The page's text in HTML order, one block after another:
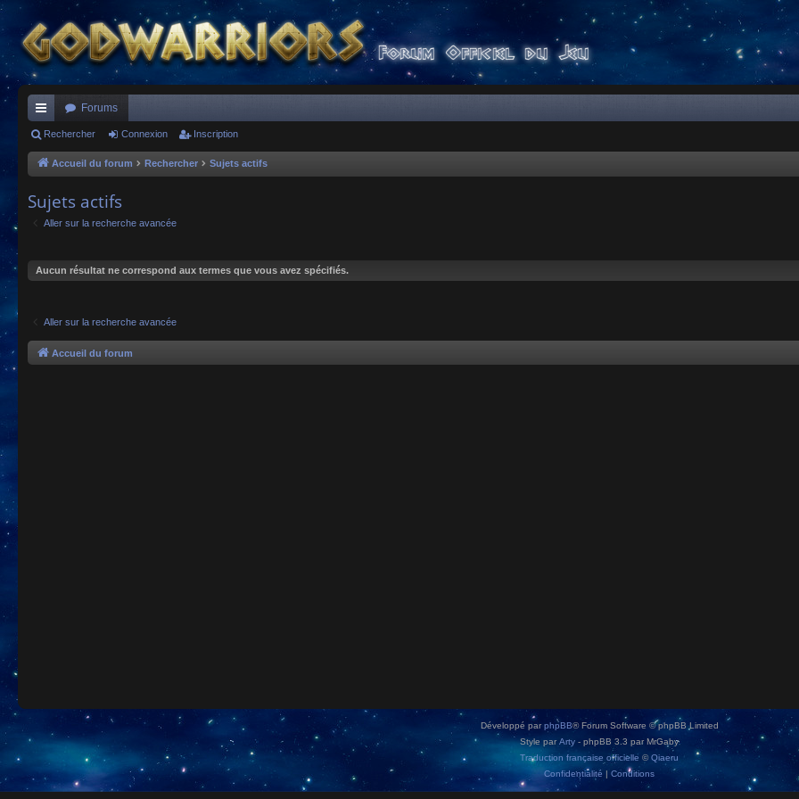
ac
co
Forums
Rechercher Connexion Inscription
Accueil du forum Rechercher Sujets actifs
Sujets actifs
Aller sur la recherche avancée
Aucun résultat ne correspond aux termes que vous avez spécifiés.
Aller sur la recherche avancée
Accueil du forum
Développé parphpBB® Forum Software © phpBB Limited
Style par Arty - phpBB 3.3 par MrGaby
Traduction française officielle ©Qiaeru
Confidentialité | Conditions